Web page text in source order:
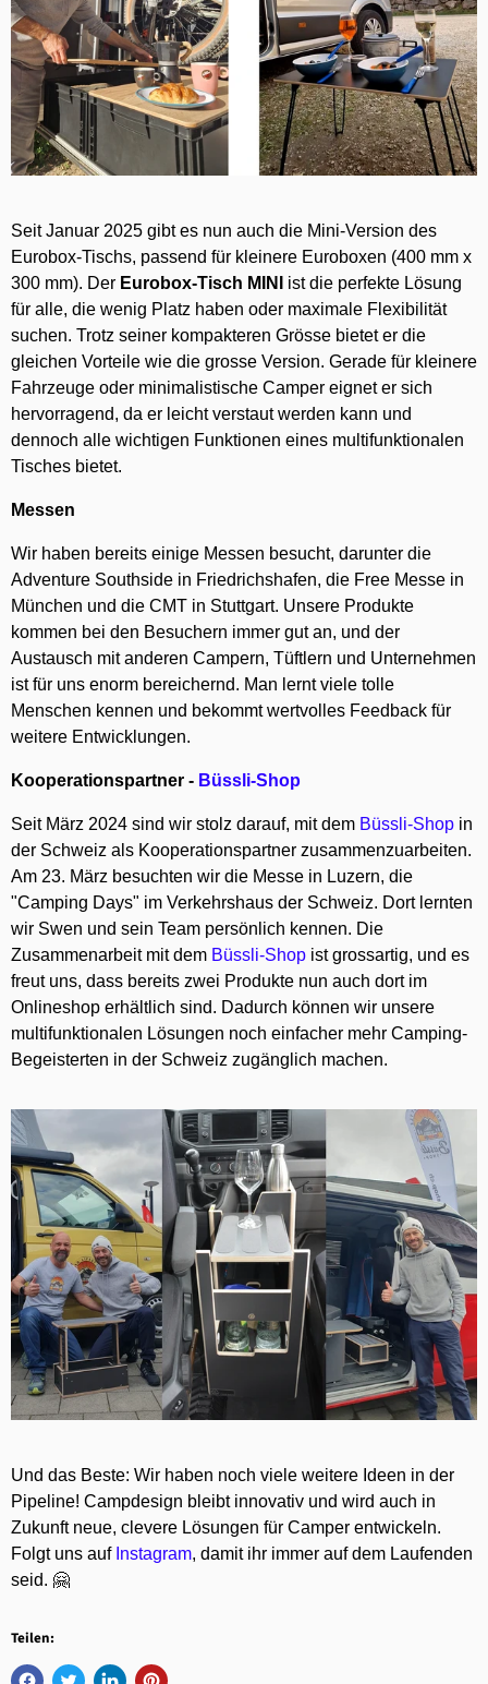
Seit Januar 2025 gibt es nun auch die Mini-Version des
Eurobox-Tischs, passend für kleinere Euroboxen (400 mm x
300 mm). Der Eurobox-Tisch MINI
ist die perfekte Lösung
für alle, die wenig Platz haben oder maximale Flexibilität
suchen. Trotz seiner kompakteren Grösse bietet er die
gleichen Vorteile wie die grosse Version. Gerade für kleinere
Fahrzeuge oder minimalistische Camper eignet er sich
hervorragend, da er leicht verstaut werden kann und
dennoch alle wichtigen Funktionen eines multifunktionalen
Tisches bietet.
Messen
Wir haben bereits einige Messen besucht, darunter die
Adventure Southside in Friedrichshafen, die Free Messe in
München und die CMT in Stuttgart. Unsere Produkte
kommen bei den Besuchern immer gut an, und der
Austausch mit anderen Campern, Tüftlern und Unternehmen
ist für uns enorm bereichernd. Man lernt viele tolle
Menschen kennen und bekommt wertvolles Feedback für
weitere Entwicklungen.
Kooperationspartner - Büssli-Shop
Seit März 2024 sind wir stolz darauf, mit dem Büssli-Shop in
der Schweiz als Kooperationspartner zusammenzuarbeiten.
Am 23. März besuchten wir die Messe in Luzern, die
"Camping Days" im Verkehrshaus der Schweiz. Dort lernten
wir Swen und sein Team persönlich kennen. Die
Zusammenarbeit mit dem Büssli-Shop ist grossartig, und es
freut uns, dass bereits zwei Produkte nun auch dort im
Onlineshop erhältlich sind. Dadurch können wir unsere
multifunktionalen Lösungen noch einfacher mehr Camping-
Begeisterten in der Schweiz zugänglich machen.
Und das Beste: Wir haben noch viele weitere Ideen in der
Pipeline! Campdesign bleibt innovativ und wird auch in
Zukunft neue, clevere Lösungen für Camper entwickeln.
Folgt uns auf Instagram, damit ihr immer auf dem Laufenden
seid. 🤗
Teilen: